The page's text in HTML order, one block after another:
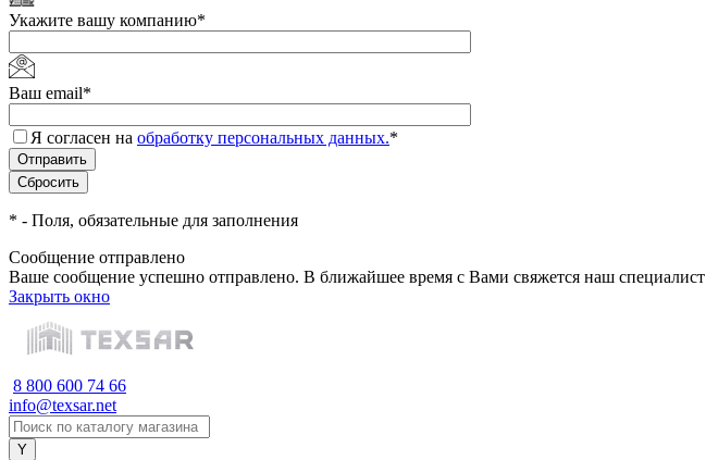
Укажите вашу компанию*
Ваш email*
Я согласен на обработку персональных данных.*
* - Поля, обязательные для заполнения
Сообщение отправлено
Ваше сообщение успешно отправлено. В ближайшее время с Вами свяжется наш специалист
Закрыть окно
8 800 600 74 66
info@texsar.net